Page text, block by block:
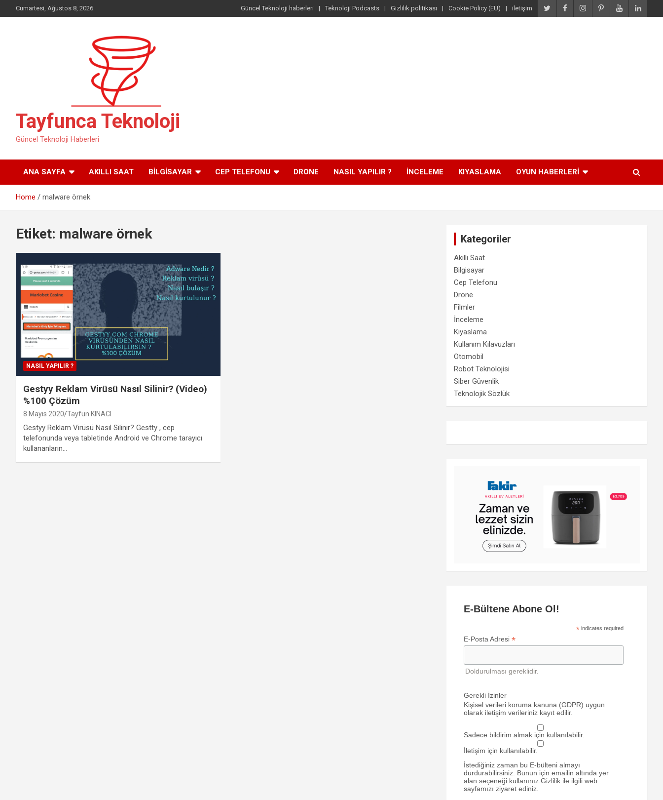
to
Cumartesi, Ağustos 8, 2026 Güncel Teknoloji haberleri Teknoloji Podcasts Gizlilik politikası Cookie Policy (EU) iletişim
Tayfunca Teknoloji
Güncel Teknoloji Haberleri
ANA SAYFA AKILLI SAAT BILGISAYAR CEP TELEFONU DRONE NASIL YAPILIR ? İNCELEME KIYASLAMA OYUN HABERLERI
Home malware örnek
Etiket: malware örnek
NASIL YAPILIR ?
Gestyy Reklam Virüsü Nasıl Silinir? (Video)
%100 Çözüm
8 Mayıs 2020 Tayfun KINACI
Gestyy Reklam Virüsü Nasıl Silinir? Gestty , cep
telefonunda veya tabletinde Android ve Chrome tarayıcı
kullananların…
Kategoriler
Akıllı Saat
Bilgisayar
Cep Telefonu
Drone
Filmler
İnceleme
Kıyaslama
Kullanım Kılavuzları
Otomobil
Robot Teknolojisi
Siber Güvenlik
Teknolojik Sözlük
E-Bültene Abone Ol!
*indicates required
E-Posta Adresi*
Doldurulması gereklidir.
Gerekli İzinler
Kişisel verileri koruma kanuna (GDPR) uygun
olarak iletişim verileriniz kayıt edilir.
Sadece bildirim almak için kullanılabilir.
İletişim için kullanılabilir.
İstediğiniz zaman bu E-bülteni almayı
durdurabilirsiniz. Bunun için emailin altında yer
alan seçeneği kullanınız.Gizlilik ile ilgili web
sayfamızı ziyaret ediniz.